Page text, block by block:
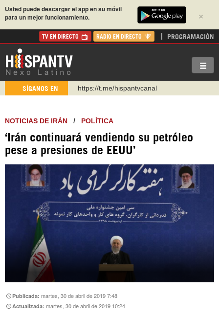
×
Usted puede descargar el app en su móvil
para un mejor funcionamiento.
TV EN DIRECTO RADIO EN DIRECTO PROGRAMACIÓN
SÍGANOS EN
https://t.me/hispantvcanal
https://www.facebook.com/Nexolatino.Canal
http://twitter.com/nexo_latino
NOTICIAS DE IRÁN / POLÍTICA
‘Irán continuará vendiendo su petróleo
pese a presiones de EEUU’
Publicada:martes, 30 de abril de 2019 7:48
Actualizada:martes, 30 de abril de 2019 10:24